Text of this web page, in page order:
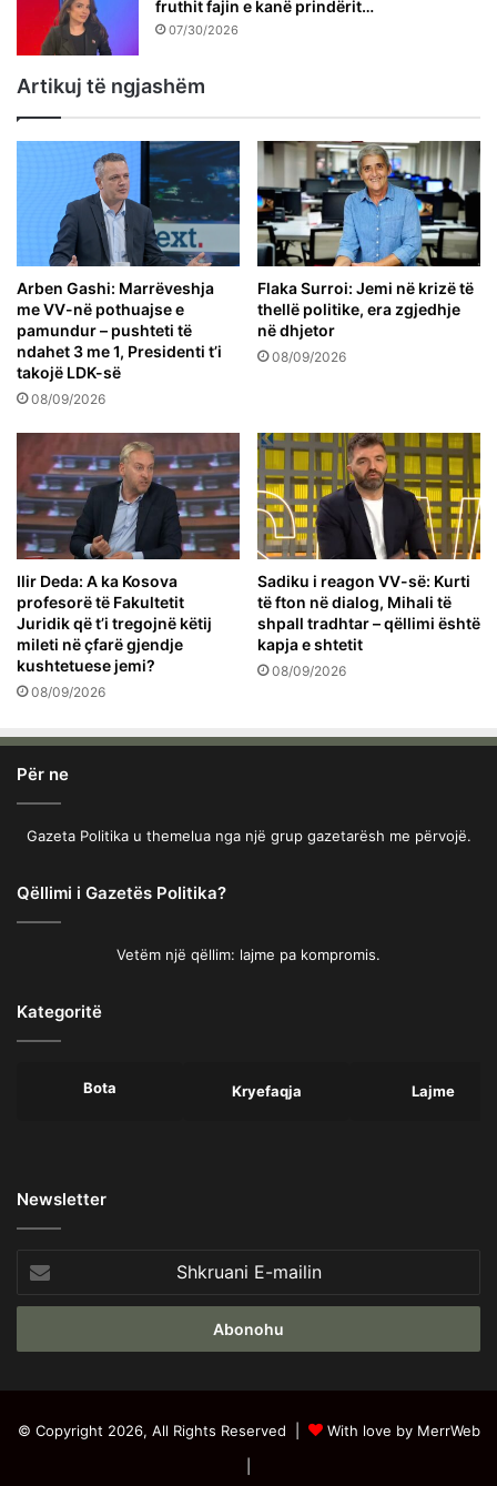
fruthit fajin e kanë prindërit…
07/30/2026
Artikuj të ngjashëm
Arben Gashi: Marrëveshja
me VV-në pothuajse e
pamundur – pushteti të
ndahet 3 me 1, Presidenti t’i
takojë LDK-së
08/09/2026
Flaka Surroi: Jemi në krizë të
thellë politike, era zgjedhje
në dhjetor
08/09/2026
Ilir Deda: A ka Kosova
profesorë të Fakultetit
Juridik që t’i tregojnë këtij
mileti në çfarë gjendje
kushtetuese jemi?
08/09/2026
Sadiku i reagon VV-së: Kurti
të fton në dialog, Mihali të
shpall tradhtar – qëllimi është
kapja e shtetit
08/09/2026
Për ne
Gazeta Politika u themelua nga një grup gazetarësh me përvojë.
Qëllimi i Gazetës Politika?
Vetëm një qëllim: lajme pa kompromis.
Kategoritë
Bota Kryefaqja Lajme
Newsletter
E-
mailin
© Copyright 2026, All Rights Reserved |
With love by MerrWeb